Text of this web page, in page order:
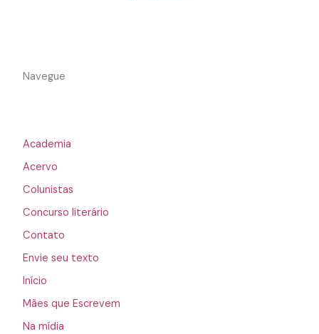
Navegue
Academia
Acervo
Colunistas
Concurso literário
Contato
Envie seu texto
Início
Mães que Escrevem
Na mídia